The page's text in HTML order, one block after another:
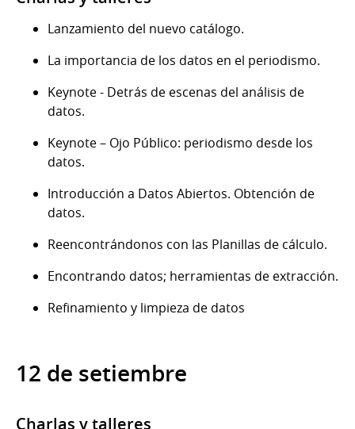
Lanzamiento del nuevo catálogo.
La importancia de los datos en el periodismo.
Keynote - Detrás de escenas del análisis de
datos.
Keynote – Ojo Público: periodismo desde los
datos.
Introducción a Datos Abiertos. Obtención de
datos.
Reencontrándonos con las Planillas de cálculo.
Encontrando datos; herramientas de extracción.
Refinamiento y limpieza de datos
12 de setiembre
Charlas y talleres